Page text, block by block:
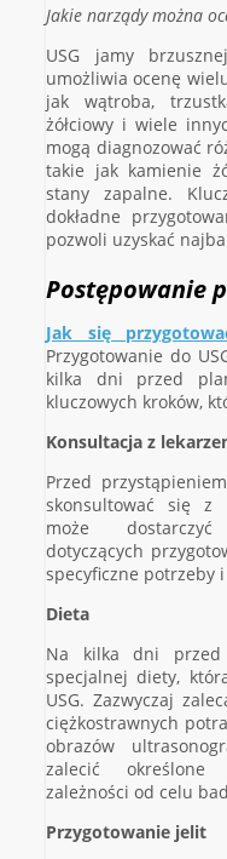
Jakie narządy można
USG jamy
umożliwia ocenę
jak wątroba,
żółciowy i wiele
mogą diagnozować
takie jak kamienie
stany zapalne.
dokładne
pozwoli uzyskać
Postępowanie
Jak się
Przygotowanie do
kilka dni przed
kluczowych kroków,
Konsultacja z
Przed
skonsultować się z
może dostarczyć
dotyczących
specyficzne potrzeby
Dieta
Na kilka dni przed
specjalnej diety,
USG. Zazwyczaj
ciężkostrawnych
obrazów
zalecić określone
zależności od celu
Przygotowanie jelit